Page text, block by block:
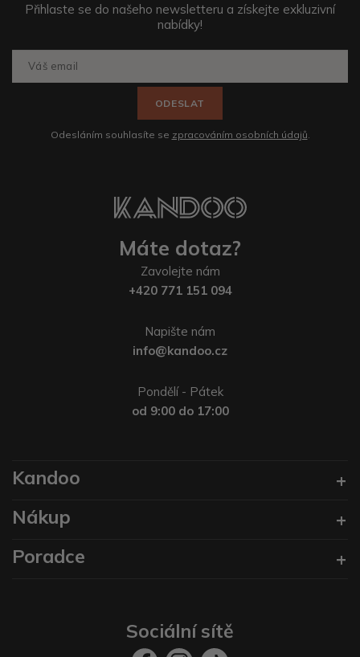
Přihlaste se do našeho newsletteru a získejte exkluzivní
nabídky!
ODESLAT
Odesláním souhlasíte se zpracováním osobních údajů
Máte dotaz?
Zavolejte nám
+420 771 151 094
Napište nám
info@kandoo.cz
Pondělí - Pátek
od 9:00 do 17:00
Kandoo
Nákup
Poradce
Sociální sítě